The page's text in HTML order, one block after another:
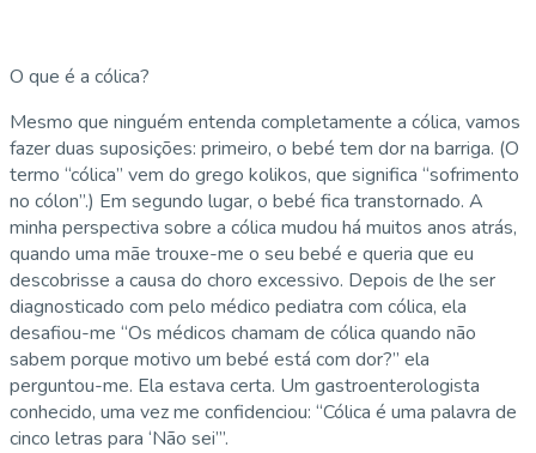
O que é a cólica?
Mesmo que ninguém entenda completamente a cólica, vamos
fazer duas suposições: primeiro, o bebé tem dor na barriga. (O
termo “cólica” vem do grego kolikos, que significa “sofrimento
no cólon”.) Em segundo lugar, o bebé fica transtornado. A
minha perspectiva sobre a cólica mudou há muitos anos atrás,
quando uma mãe trouxe-me o seu bebé e queria que eu
descobrisse a causa do choro excessivo. Depois de lhe ser
diagnosticado com pelo médico pediatra com cólica, ela
desafiou-me “Os médicos chamam de cólica quando não
sabem porque motivo um bebé está com dor?” ela
perguntou-me. Ela estava certa. Um gastroenterologista
conhecido, uma vez me confidenciou: “Cólica é uma palavra de
cinco letras para ‘Não sei’”.